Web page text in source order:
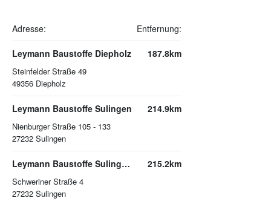
Adresse: Entfernung:
Leymann Baustoffe Diepholz
Steinfelder Straße 49
49356 Diepholz
187.8km
Leymann Baustoffe Sulingen
Nienburger Straße 105 - 133
27232 Sulingen
214.9km
Leymann Baustoffe Sulingen Schüttgutlager
Schweriner Straße 4
27232 Sulingen
215.2km